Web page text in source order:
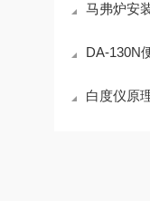
马弗炉安
DA-130N便
白度仪原